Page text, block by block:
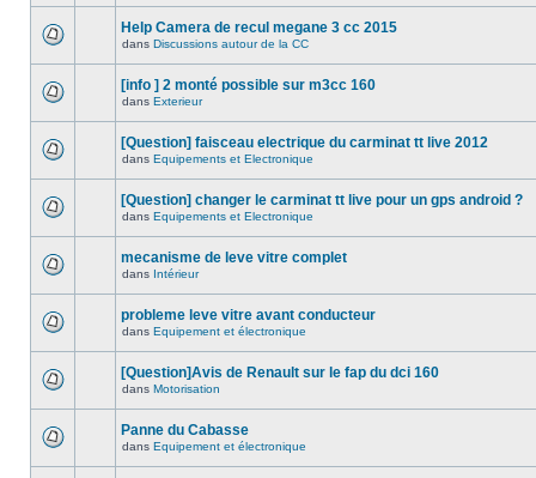
Help Camera de recul megane 3 cc 2015
dans Discussions autour de la CC
[info ] 2 monté possible sur m3cc 160
dans Exterieur
[Question] faisceau electrique du carminat tt live 2012
dans Equipements et Electronique
[Question] changer le carminat tt live pour un gps android ?
dans Equipements et Electronique
mecanisme de leve vitre complet
dans Intérieur
probleme leve vitre avant conducteur
dans Equipement et électronique
[Question]Avis de Renault sur le fap du dci 160
dans Motorisation
Panne du Cabasse
dans Equipement et électronique